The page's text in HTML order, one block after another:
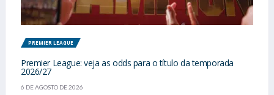
PREMIER LEAGUE
Premier League: veja as odds para o título da temporada
2026/27
6 DE AGOSTO DE 2026